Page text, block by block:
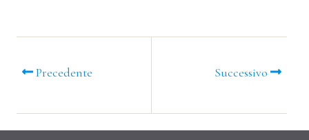
Precedente Successivo